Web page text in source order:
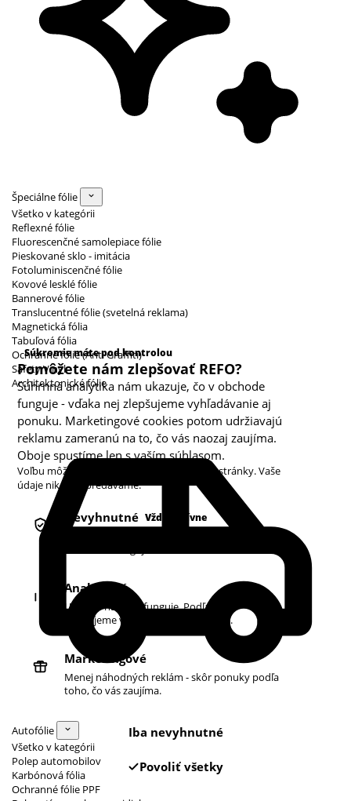
Špeciálne fólie
Všetko v kategórii
Reflexné fólie
Fluorescenčné samolepiace fólie
Pieskované sklo - imitácia
Fotoluminiscenčné fólie
Kovové lesklé fólie
Bannerové fólie
Translucentné fólie (svetelná reklama)
Magnetická fólia
Tabuľová fólia
Ochranné fólie (Anti Graffiti)
Safety Vinyl
Architektonické fólie
Autofólie
Všetko v kategórii
Polep automobilov
Karbónová fólia
Ochranné fólie PPF
Súkromie máte pod kontrolou
Pomôžete nám zlepšovať REFO?
Súhrnná analytika nám ukazuje, čo v obchode
funguje - vďaka nej zlepšujeme vyhľadávanie aj
ponuku. Marketingové cookies potom udržiavajú
reklamu zameranú na to, čo vás naozaj zaujíma.
Oboje spustíme len s vaším súhlasom.
Voľbu môžete kedykoľvek zmeniť v pätičke stránky. Vaše
údaje nikdy nepredávame.
Kategórie cookies
Nevyhnutné Vždy aktívne
Analytické
Ukazujú nám, čo funguje. Podľa toho
zlepšujeme vyhľadávanie aj ponuku.
Marketingové
Menej náhodných reklám - skôr ponuky podľa
toho, čo vás zaujíma.
Iba nevyhnutné
Povoliť všetky